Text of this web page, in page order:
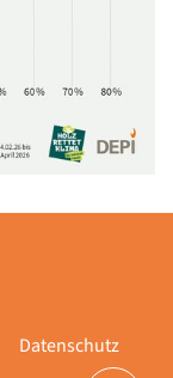
Datenschutz